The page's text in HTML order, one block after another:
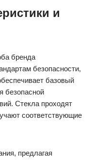
и
бренда
безопасности,
базовый
безопасной
Стекла проходят
соответствующие
предлагая